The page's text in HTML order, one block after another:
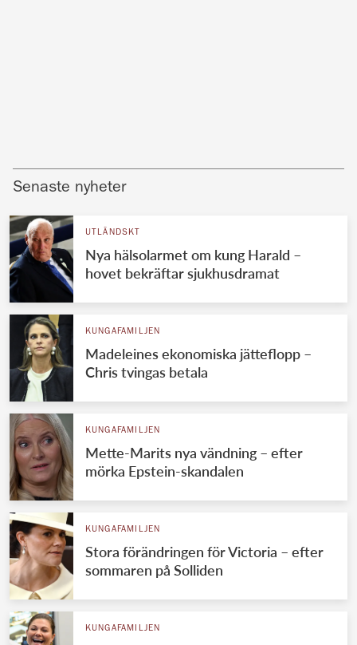
Senaste nyheter
UTLÄNDSKT
Nya hälsolarmet om kung Harald –
hovet bekräftar sjukhusdramat
KUNGAFAMILJEN
Madeleines ekonomiska jätteflopp –
Chris tvingas betala
KUNGAFAMILJEN
Mette-Marits nya vändning – efter
mörka Epstein-skandalen
KUNGAFAMILJEN
Stora förändringen för Victoria – efter
sommaren på Solliden
KUNGAFAMILJEN